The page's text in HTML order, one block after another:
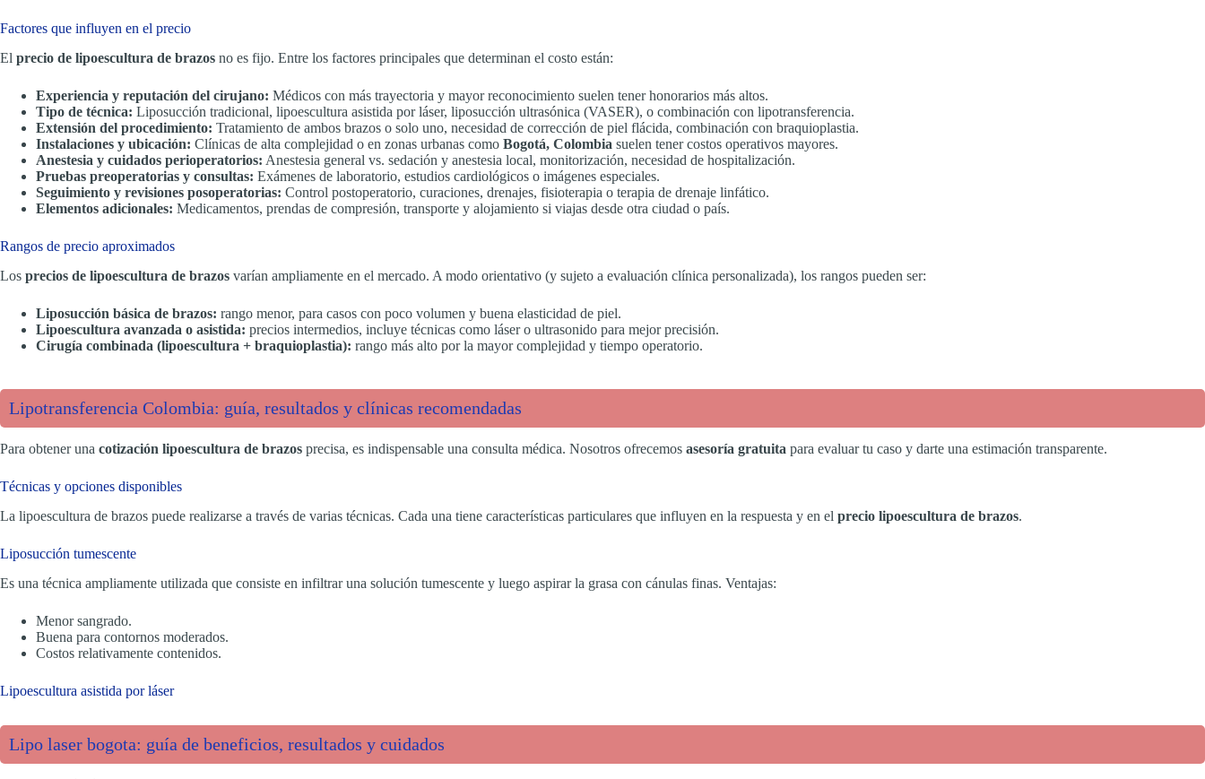
Factores que influyen en el precio
El precio de lipoescultura de brazos no es fijo. Entre los factores principales que determinan el costo están:
Experiencia y reputación del cirujano: Médicos con más trayectoria y mayor reconocimiento suelen tener honorarios más altos.
Tipo de técnica: Liposucción tradicional, lipoescultura asistida por láser, liposucción ultrasónica (VASER), o combinación con lipotransferencia.
Extensión del procedimiento: Tratamiento de ambos brazos o solo uno, necesidad de corrección de piel flácida, combinación con braquioplastia.
Instalaciones y ubicación: Clínicas de alta complejidad o en zonas urbanas como Bogotá, Colombia suelen tener costos operativos mayores.
Anestesia y cuidados perioperatorios: Anestesia general vs. sedación y anestesia local, monitorización, necesidad de hospitalización.
Pruebas preoperatorias y consultas: Exámenes de laboratorio, estudios cardiológicos o imágenes especiales.
Seguimiento y revisiones posoperatorias: Control postoperatorio, curaciones, drenajes, fisioterapia o terapia de drenaje linfático.
Elementos adicionales: Medicamentos, prendas de compresión, transporte y alojamiento si viajas desde otra ciudad o país.
Rangos de precio aproximados
Los precios de lipoescultura de brazos varían ampliamente en el mercado. A modo orientativo (y sujeto a evaluación clínica personalizada), los rangos pueden ser:
Liposucción básica de brazos: rango menor, para casos con poco volumen y buena elasticidad de piel.
Lipoescultura avanzada o asistida: precios intermedios, incluye técnicas como láser o ultrasonido para mejor precisión.
Cirugía combinada (lipoescultura + braquioplastia): rango más alto por la mayor complejidad y tiempo operatorio.
Lipotransferencia Colombia: guía, resultados y clínicas recomendadas
Para obtener una cotización lipoescultura de brazos precisa, es indispensable una consulta médica. Nosotros ofrecemos asesoría gratuita para evaluar tu caso y darte una estimación transparente.
Técnicas y opciones disponibles
La lipoescultura de brazos puede realizarse a través de varias técnicas. Cada una tiene características particulares que influyen en la respuesta y en el precio lipoescultura de brazos.
Liposucción tumescente
Es una técnica ampliamente utilizada que consiste en infiltrar una solución tumescente y luego aspirar la grasa con cánulas finas. Ventajas:
Menor sangrado.
Buena para contornos moderados.
Costos relativamente contenidos.
Lipoescultura asistida por láser
Lipo laser bogota: guía de beneficios, resultados y cuidados